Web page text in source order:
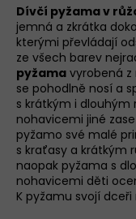
Dívčí pyžama v
jemná a zkrátka
kterými převládají
ze všech barev
pyžama vyrobená
se pohodlně nosí a
s krátkým i dlouhým
nohavicemi jiné
pyžamo své malé
s kraťasy a krátkým
naopak pyžama s
nohavicemi děti
K pyžamu svojí
ř
e
b
u
j
e
t
e
n
a